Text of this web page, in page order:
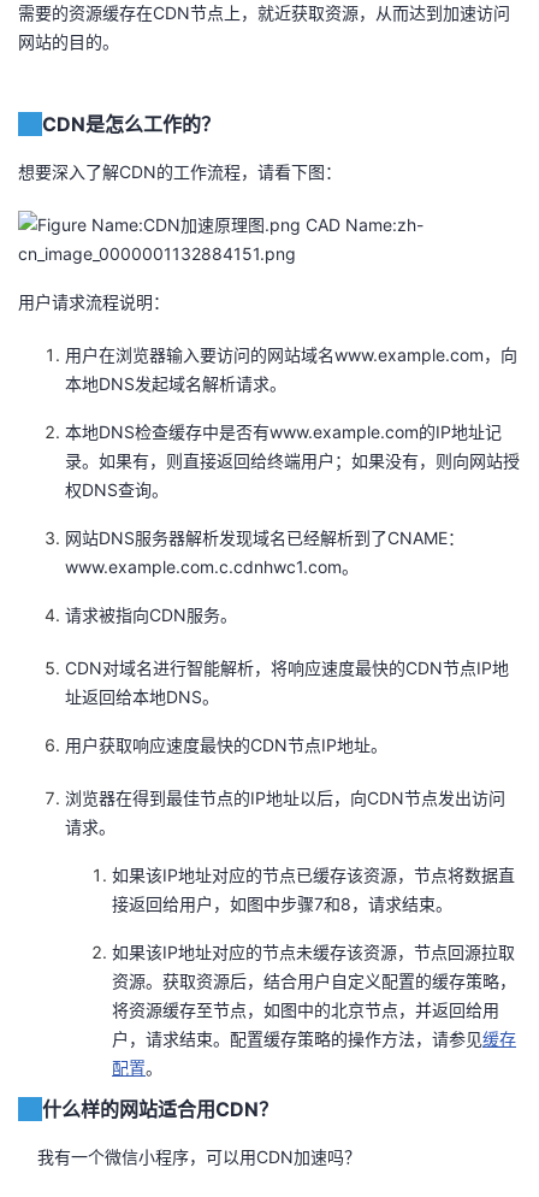
课
的
证
我
实
的
藏
术
持
云
建
议
需要的资源缓存在CDN节点上，就近获取资源，从而达到加速访问
网站的目的。
CDN是怎么工作的？
想要深入了解CDN的工作流程，请看下图：
用户请求流程说明：
用户在浏览器输入要访问的网站域名www.example.com，向
本地DNS发起域名解析请求。
本地DNS检查缓存中是否有www.example.com的IP地址记
录。如果有，则直接返回给终端用户；如果没有，则向网站授
权DNS查询。
网站DNS服务器解析发现域名已经解析到了CNAME：
www.example.com.c.cdnhwc1.com。
请求被指向CDN服务。
CDN对域名进行智能解析，将响应速度最快的CDN节点IP地
址返回给本地DNS。
用户获取响应速度最快的CDN节点IP地址。
浏览器在得到最佳节点的IP地址以后，向CDN节点发出访问
请求。
如果该IP地址对应的节点已缓存该资源，节点将数据直
接返回给用户，如图中步骤7和8，请求结束。
如果该IP地址对应的节点未缓存该资源，节点回源拉取
资源。获取资源后，结合用户自定义配置的缓存策略，
将资源缓存至节点，如图中的北京节点，并返回给用
户，请求结束。配置缓存策略的操作方法，请参见缓存
配置。
什么样的网站适合用CDN？
我有一个微信小程序，可以用CDN加速吗？